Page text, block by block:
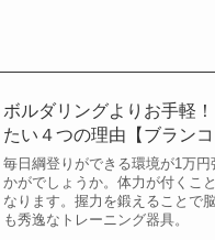
ボルダリングよりお手軽
たい４つの理由【ブラン
毎日綱登りができる環境が1万
かがでしょうか。体力が付くこ
なります。握力を鍛えることで
も秀逸なトレーニング器具。